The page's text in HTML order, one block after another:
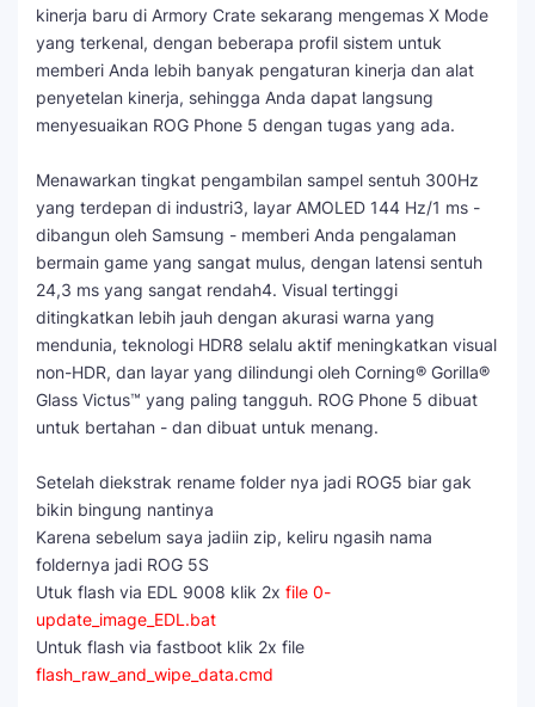
kinerja baru di Armory Crate sekarang mengemas X Mode
yang terkenal, dengan beberapa profil sistem untuk
memberi Anda lebih banyak pengaturan kinerja dan alat
penyetelan kinerja, sehingga Anda dapat langsung
menyesuaikan ROG Phone 5 dengan tugas yang ada.
Menawarkan tingkat pengambilan sampel sentuh 300Hz
yang terdepan di industri3, layar AMOLED 144 Hz/1 ms -
dibangun oleh Samsung - memberi Anda pengalaman
bermain game yang sangat mulus, dengan latensi sentuh
24,3 ms yang sangat rendah4. Visual tertinggi
ditingkatkan lebih jauh dengan akurasi warna yang
mendunia, teknologi HDR8 selalu aktif meningkatkan visual
non-HDR, dan layar yang dilindungi oleh Corning® Gorilla®
Glass Victus™ yang paling tangguh. ROG Phone 5 dibuat
untuk bertahan - dan dibuat untuk menang.
Setelah diekstrak rename folder nya jadi ROG5 biar gak
bikin bingung nantinya
Karena sebelum saya jadiin zip, keliru ngasih nama
foldernya jadi ROG 5S
Utuk flash via EDL 9008 klik 2x file 0-
update_image_EDL.bat
Untuk flash via fastboot klik 2x file
flash_raw_and_wipe_data.cmd